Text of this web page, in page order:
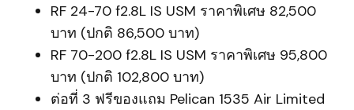
RF 24-70 f2.8L IS USM ราคาพิเศษ 82,500
บาท (ปกติ 86,500 บาท)
RF 70-200 f2.8L IS USM ราคาพิเศษ 95,800
บาท (ปกติ 102,800 บาท)
ต่อที่ 3 ฟรีของแถม Pelican 1535 Air Limited